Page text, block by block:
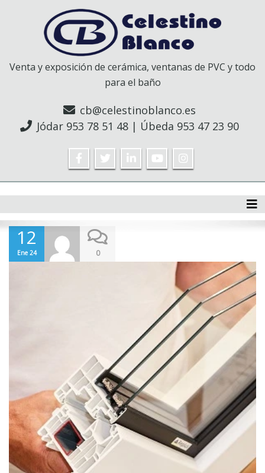
Venta y exposición de cerámica, ventanas de PVC y todo
para el baño
cb@celestinoblanco.es
Jódar 953 78 51 48 | Úbeda 953 47 23 90
12
Ene 24 0